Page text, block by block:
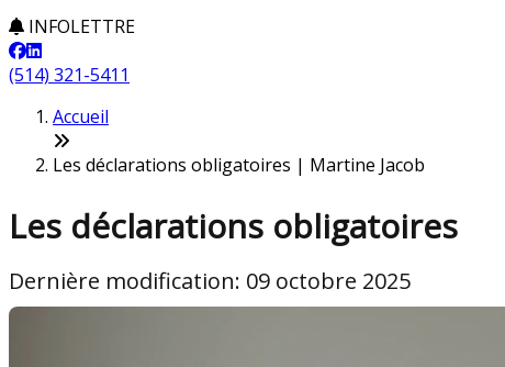
INFOLETTRE
(514) 321-5411
Accueil
Les déclarations obligatoires | Martine Jacob
Les déclarations obligatoires
Dernière modification: 09 octobre 2025